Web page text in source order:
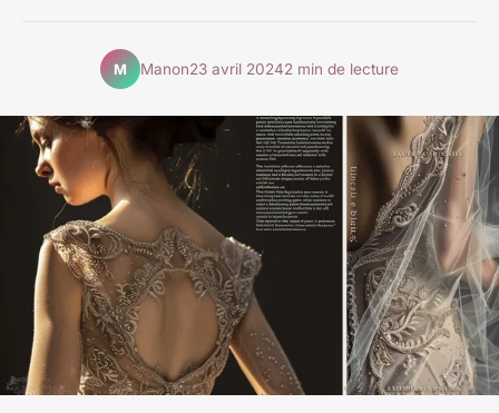
M Manon23 avril 20242 min de lecture